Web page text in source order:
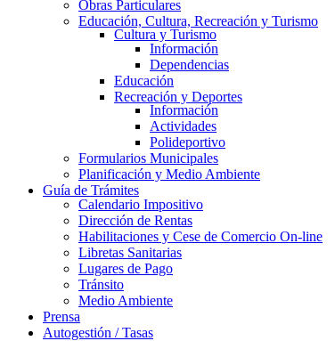
Obras Particulares
Educación, Cultura, Recreación y Turismo
Cultura y Turismo
Información
Dependencias
Educación
Recreación y Deportes
Información
Actividades
Polideportivo
Formularios Municipales
Planificación y Medio Ambiente
Guía de Trámites
Calendario Impositivo
Dirección de Rentas
Habilitaciones y Cese de Comercio On-line
Libretas Sanitarias
Lugares de Pago
Tránsito
Medio Ambiente
Prensa
Autogestión / Tasas